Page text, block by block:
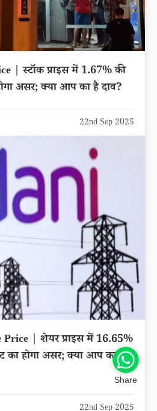
| स्टॉक प्राइस में 1.67% की
असर; क्या आप का है दाव?
22nd Sep 2025
Share